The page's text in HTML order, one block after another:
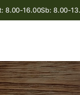
8.00-16.00Sb: 8.00-